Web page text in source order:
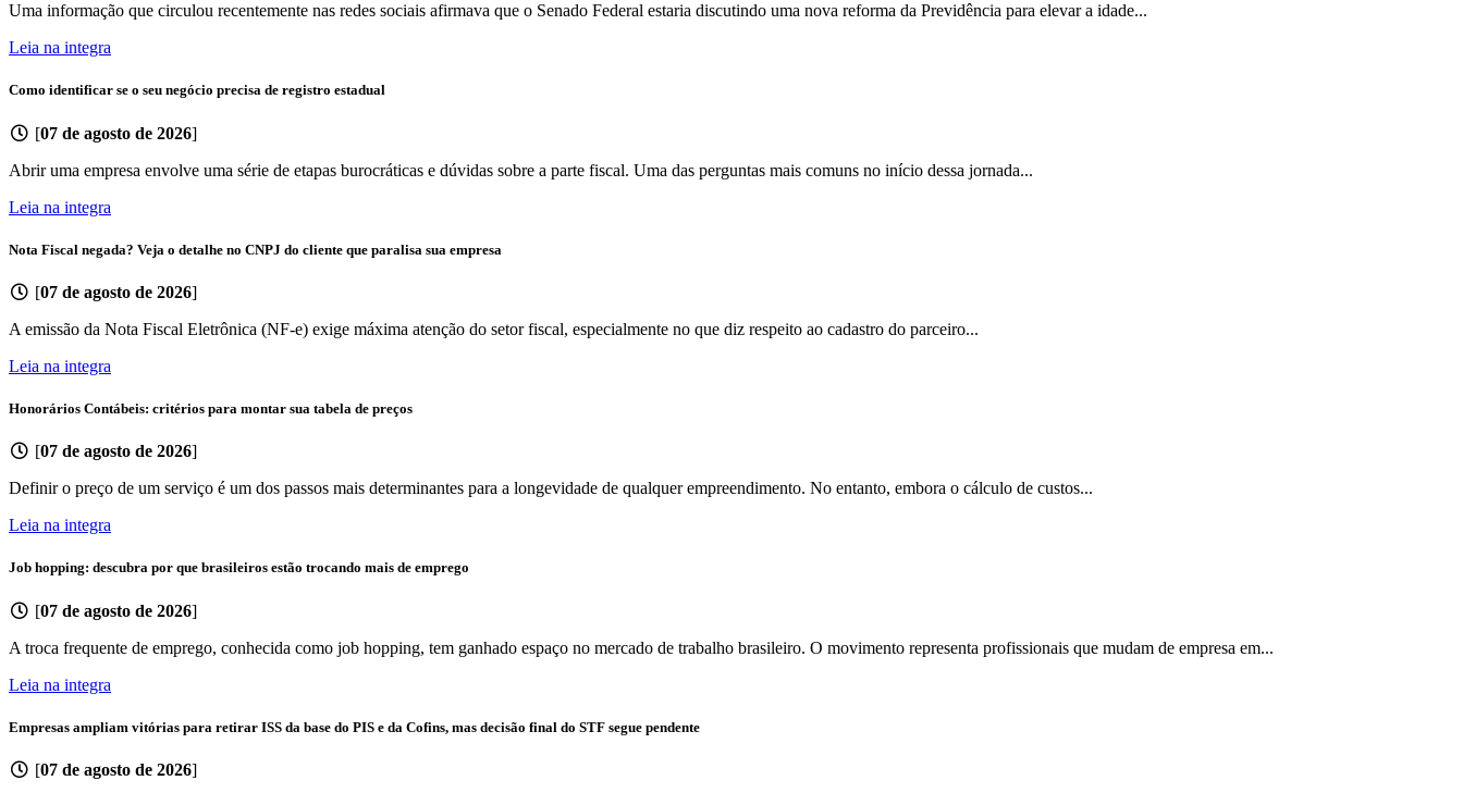
Uma informação que circulou recentemente nas redes sociais afirmava que o Senado Federal estaria discutindo uma nova reforma da Previdência para elevar a idade...
Leia na integra
Como identificar se o seu negócio precisa de registro estadual
[07 de agosto de 2026]
Abrir uma empresa envolve uma série de etapas burocráticas e dúvidas sobre a parte fiscal. Uma das perguntas mais comuns no início dessa jornada...
Leia na integra
Nota Fiscal negada? Veja o detalhe no CNPJ do cliente que paralisa sua empresa
[07 de agosto de 2026]
A emissão da Nota Fiscal Eletrônica (NF-e) exige máxima atenção do setor fiscal, especialmente no que diz respeito ao cadastro do parceiro...
Leia na integra
Honorários Contábeis: critérios para montar sua tabela de preços
[07 de agosto de 2026]
Definir o preço de um serviço é um dos passos mais determinantes para a longevidade de qualquer empreendimento. No entanto, embora o cálculo de custos...
Leia na integra
Job hopping: descubra por que brasileiros estão trocando mais de emprego
[07 de agosto de 2026]
A troca frequente de emprego, conhecida como job hopping, tem ganhado espaço no mercado de trabalho brasileiro. O movimento representa profissionais que mudam de empresa em...
Leia na integra
Empresas ampliam vitórias para retirar ISS da base do PIS e da Cofins, mas decisão final do STF segue pendente
[07 de agosto de 2026]